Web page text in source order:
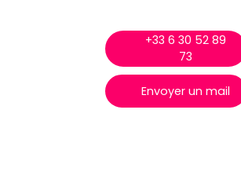
+33 6 30 52 89
73
Envoyer un mail